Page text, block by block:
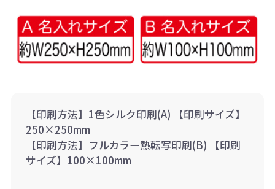
【印刷方法】1色シルク印刷(A) 【印刷サイズ】
250×250mm
【印刷方法】フルカラー熱転写印刷(B) 【印刷
サイズ】100×100mm